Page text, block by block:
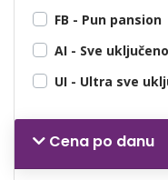
FB - Pun pansion
AI - Sve uključeno
UI - Ultra sve
Cena po danu